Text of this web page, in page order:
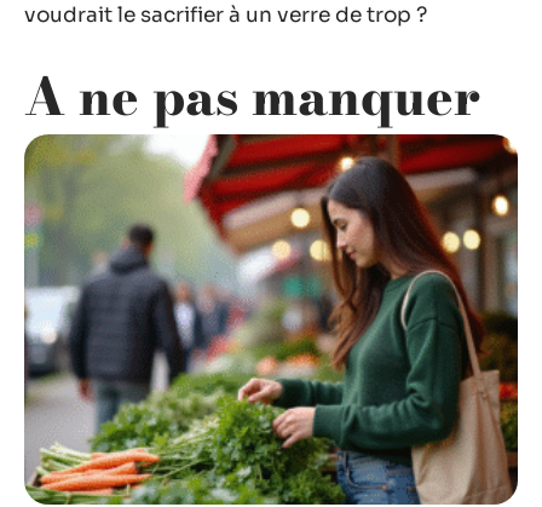
voudrait le sacrifier à un verre de trop ?
A ne pas manquer